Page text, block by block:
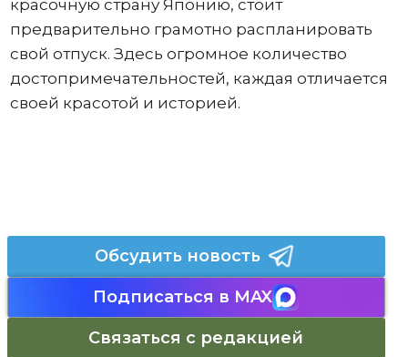
красочную страну Японию, стоит
предварительно грамотно распланировать
свой отпуск. Здесь огромное количество
достопримечательностей, каждая отличается
своей красотой и историей.
Обсудить новость
Подписаться в MAX
Связаться с редакцией